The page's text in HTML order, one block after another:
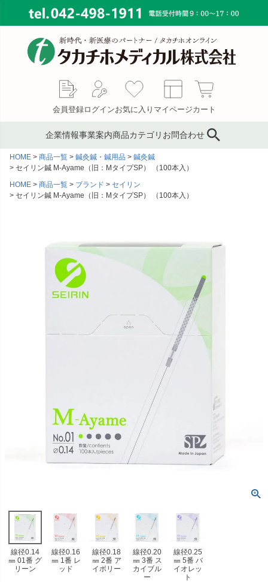
会員登録ログインお気に入り マイページカート
企業情報
会社概要
MAP
事業案内
サプライ事業
コンサルティング
商品カテゴリ
ブランド 鍼灸鍼・鍼用品
ピンセット／ハサミ・ギ
ブス剪刀
もぐさ・温灸用品／電子
温灸器
サポーター
キャスト材・スプリント
マッサージ用品
冷・温感パップ用品／軟
物理療法
テーブル・ベッド チェアー
多目的マクラ・マット カバー／シーツ／タオル
ディスポーザブルカバー スリッパ・シューズ
お問合わせ
HOME 商品一覧 鍼灸鍼・鍼用品
鍼灸鍼
セイリン鍼 M-Ayame（旧：MタイプSP） （100本入）
HOME
商品一覧 ブランド
セイリン
セイリン鍼 M-Ayame（旧：MタイプSP） （100本入）
線径0.14
㎜ 01番 グ
リーン
線径0.16
㎜ 1番 レ
ッド
線径0.18
㎜ 2番 ア
イボリー
線径0.20
㎜ 3番 ス
カイブル
ー
線径0.25
㎜ 5番 バ
イオレッ
ト